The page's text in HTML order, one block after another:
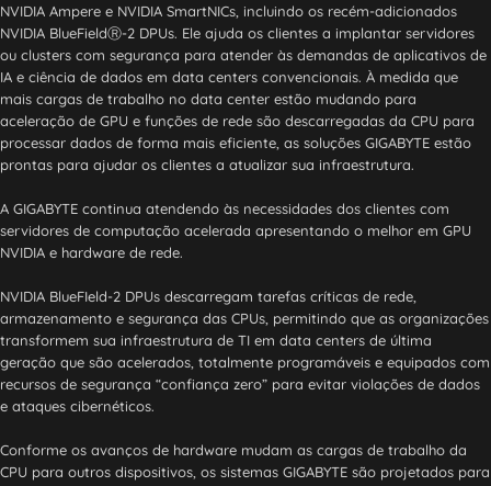
NVIDIA Ampere e NVIDIA SmartNICs, incluindo os recém-adicionados
NVIDIA BlueFieldⓇ-2 DPUs. Ele ajuda os clientes a implantar servidores
ou clusters com segurança para atender às demandas de aplicativos de
IA e ciência de dados em data centers convencionais. À medida que
mais cargas de trabalho no data center estão mudando para
aceleração de GPU e funções de rede são descarregadas da CPU para
processar dados de forma mais eficiente, as soluções GIGABYTE estão
prontas para ajudar os clientes a atualizar sua infraestrutura.
A GIGABYTE continua atendendo às necessidades dos clientes com
servidores de computação acelerada apresentando o melhor em GPU
NVIDIA e hardware de rede.
NVIDIA BlueFIeld-2 DPUs descarregam tarefas críticas de rede,
armazenamento e segurança das CPUs, permitindo que as organizações
transformem sua infraestrutura de TI em data centers de última
geração que são acelerados, totalmente programáveis ​​e equipados com
recursos de segurança “confiança zero” para evitar violações de dados
e ataques cibernéticos.
Conforme os avanços de hardware mudam as cargas de trabalho da
CPU para outros dispositivos, os sistemas GIGABYTE são projetados para